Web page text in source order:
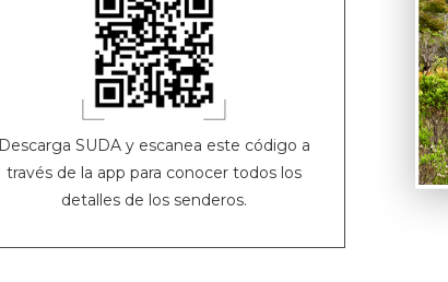
Descarga SUDA y escanea este código a
través de la app para conocer todos los
detalles de los senderos.